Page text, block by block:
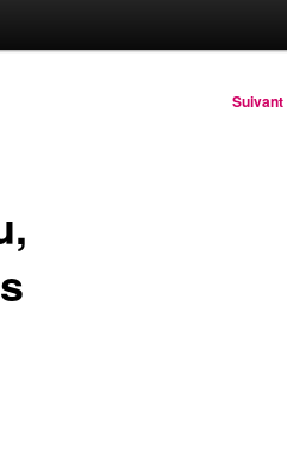
Suivant